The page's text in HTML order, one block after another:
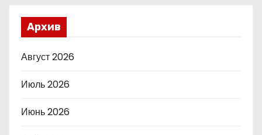
Архив
Август 2026
Июль 2026
Июнь 2026